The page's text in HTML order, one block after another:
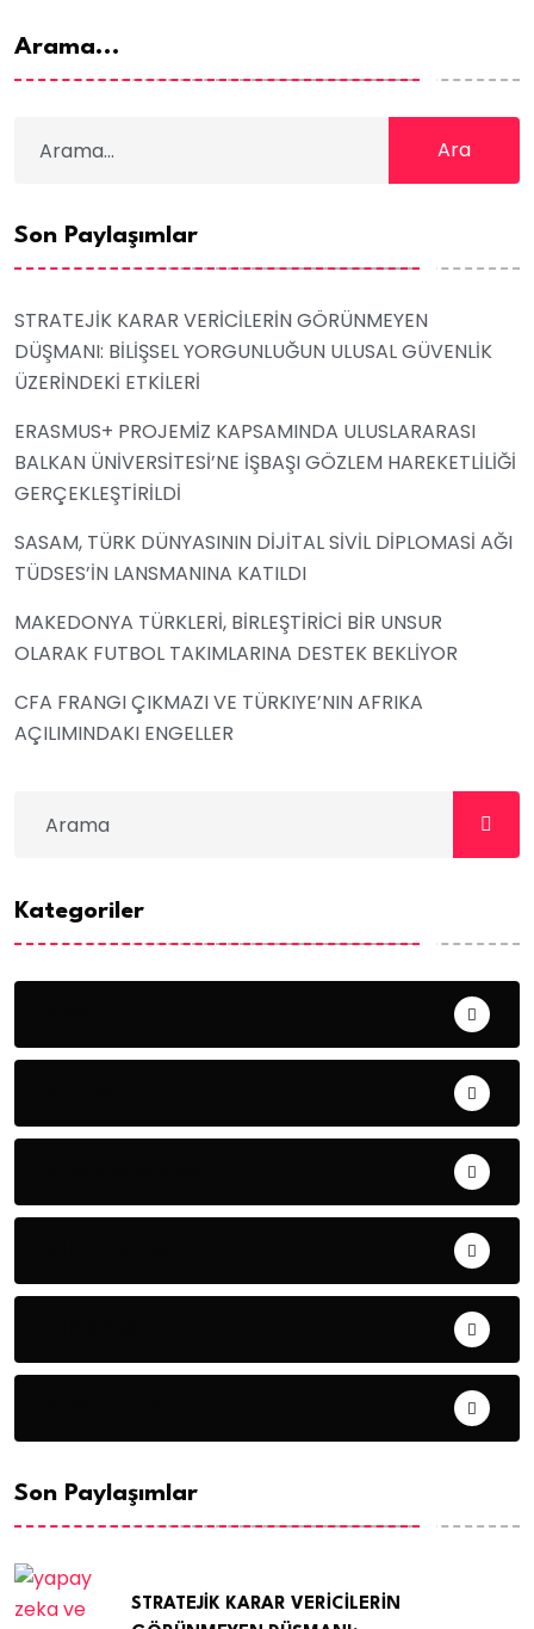
Arama...
Ara
Son Paylaşımlar
STRATEJİK KARAR VERİCİLERİN GÖRÜNMEYEN
DÜŞMANI: BİLİŞSEL YORGUNLUĞUN ULUSAL GÜVENLİK
ÜZERİNDEKİ ETKİLERİ
ERASMUS+ PROJEMİZ KAPSAMINDA ULUSLARARASI
BALKAN ÜNİVERSİTESİ’NE İŞBAŞI GÖZLEM HAREKETLİLİĞİ
GERÇEKLEŞTİRİLDİ
SASAM, TÜRK DÜNYASININ DİJİTAL SİVİL DİPLOMASİ AĞI
TÜDSES’İN LANSMANINA KATILDI
MAKEDONYA TÜRKLERİ, BİRLEŞTİRİCİ BİR UNSUR
OLARAK FUTBOL TAKIMLARINA DESTEK BEKLİYOR
CFA FRANGI ÇIKMAZI VE TÜRKIYE’NIN AFRIKA
AÇILIMINDAKI ENGELLER
Kategoriler
Son Paylaşımlar
STRATEJİK KARAR VERİCİLERİN